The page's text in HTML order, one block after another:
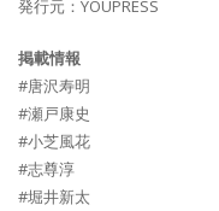
発行元：YOUPRESS
掲載情報
#唐沢寿明
#瀬戸康史
#小芝風花
#志尊淳
#堀井新太